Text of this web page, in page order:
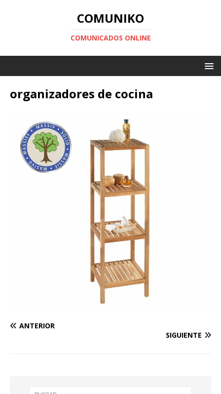
COMUNIKO
COMUNICADOS ONLINE
organizadores de cocina
ANTERIOR
SIGUIENTE